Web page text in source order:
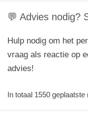
💬 Advies nodig?
Hulp nodig om het
vraag als reactie op
advies!
In totaal 1550 geplaatste